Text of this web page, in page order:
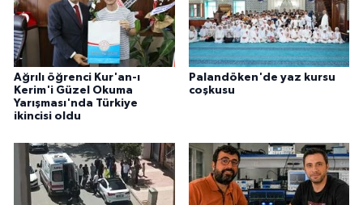
Ağrılı öğrenci Kur'an-ı
Kerim'i Güzel Okuma
Yarışması'nda Türkiye
ikincisi oldu
Palandöken'de yaz kursu
coşkusu